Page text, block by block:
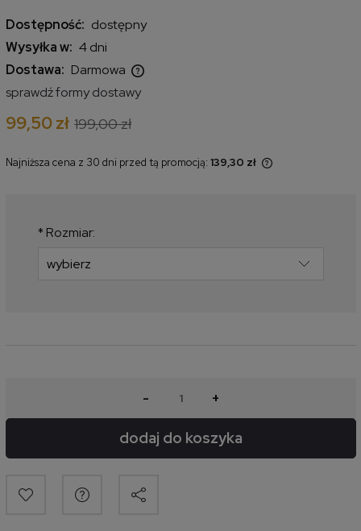
Dostępność: dostępny
Wysyłka w: 4 dni
Dostawa: Darmowa
Cena nie zawiera ewentualnych kosztów płatności
sprawdź formy dostawy
99,50 zł 199,00 zł
Najniższa cena z 30 dni przed tą promocją: 139,30 zł
* Rozmiar:
- +
dodaj do koszyka